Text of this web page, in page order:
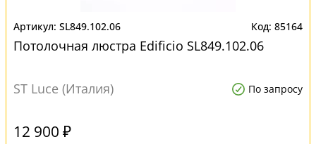
SL849.102.06 85164
Потолочная люстра Edificio SL849.102.06
ST Luce (Италия) По запросу
12 900 ₽